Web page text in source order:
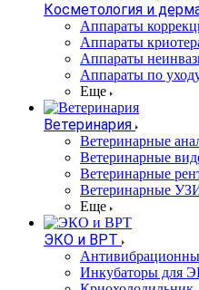
Косметология и
Аппараты
Аппараты
Аппараты
Аппараты по
Еще
Ветеринария
Ветеринарные
Ветеринарные
Ветеринарные
Ветеринарные
Еще
ЭКО и ВРТ
Инкубаторы для